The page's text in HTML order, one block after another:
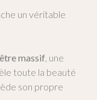
un véritable
massif , une
toute la beauté
son propre